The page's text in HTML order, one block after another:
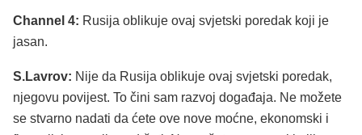
Channel 4: Rusija oblikuje ovaj svjetski poredak koji je
jasan.
S.Lavrov: Nije da Rusija oblikuje ovaj svjetski poredak,
njegovu povijest. To čini sam razvoj događaja. Ne možete
se stvarno nadati da ćete ove nove moćne, ekonomski i